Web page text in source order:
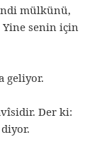
mülkünü,
Yine senin için
geliyor.
Der ki:
Sat, kârlısın اِنَّ الدَّارَ الْاٰخِرَةَ لَهِىَ الْحَيَوَانُ diyor.